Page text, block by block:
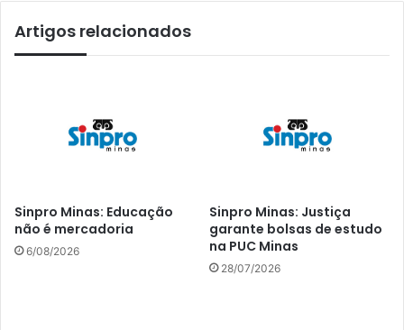
Artigos relacionados
Sinpro Minas: Educação
não é mercadoria
6/08/2026
Sinpro Minas: Justiça
garante bolsas de estudo
na PUC Minas
28/07/2026